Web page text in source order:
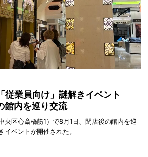
従業員向け」謎解きイベント
館内を巡り交流
央区心斎橋筋1）で8月1日、閉店後の館内を巡
イベントが開催された。